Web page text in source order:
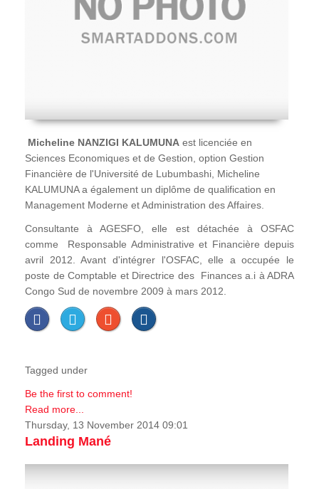
Micheline NANZIGI KALUMUNA est licenciée en
Sciences Economiques et de Gestion, option Gestion
Financière de l'Université de Lubumbashi, Micheline
KALUMUNA a également un diplôme de qualification en
Management Moderne et Administration des Affaires.
Consultante à AGESFO, elle est détachée à OSFAC
comme Responsable Administrative et Financière depuis
avril 2012. Avant d'intégrer l'OSFAC, elle a occupée le
poste de Comptable et Directrice des Finances a.i à ADRA
Congo Sud de novembre 2009 à mars 2012.
Tagged under
Be the first to comment!
Read more...
Thursday, 13 November 2014 09:01
Landing Mané